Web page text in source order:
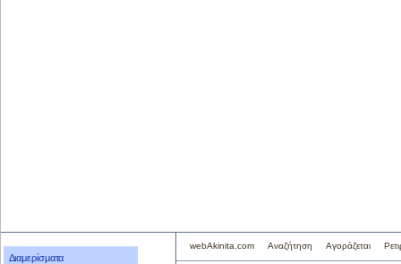
Διαμερίσματα
webAkinita.com Αναζήτηση Αγοράζεται